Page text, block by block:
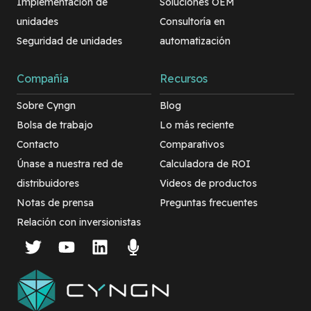
unidades
Seguridad de unidades
Consultoría en
automatización
Compañía
Sobre Cyngn
Bolsa de trabajo
Contacto
Únase a nuestra red de
distribuidores
Notas de prensa
Relación con inversionistas
Recursos
Blog
Lo más reciente
Comparativos
Calculadora de ROI
Videos de productos
Preguntas frecuentes